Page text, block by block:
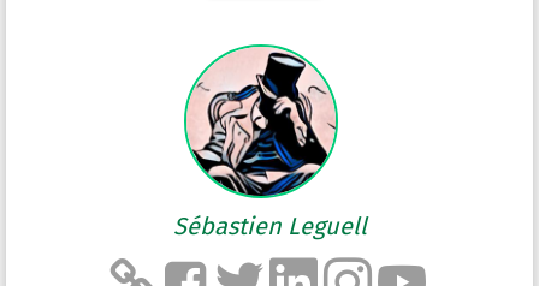
Sébastien Leguell